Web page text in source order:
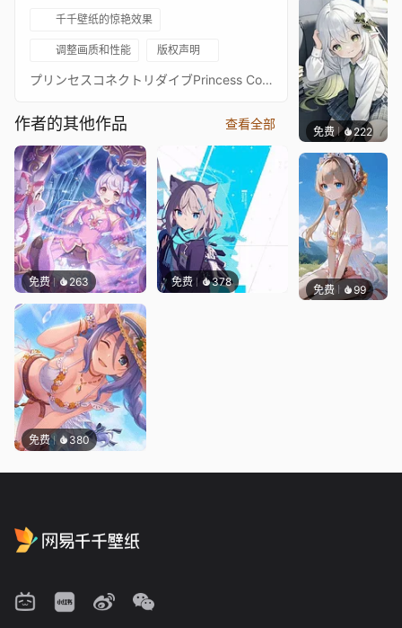
千千壁纸的惊艳效果
调整画质和性能 版权声明
プリンセスコネクトリダイブPrincess Connect! Re: Dive超异域公主连结！Re: Dive3星 天使依里x茜里 3★ 主页动画壁纸ヨリxアカリ（エンジェル）通过 Waifu2x 降噪放大 + FFmpeg 60FPS 补帧处理21:9 3440*1440 带鱼屏适配ヨリ（エンジェル）：https://steamcommunity.com/sharedfiles/filedetails/?id=2235683729アカリ（エンジェル）：https://steamcommunity.com/sharedfiles/filedetails/?id=2218907304PCR 16:9 合集：https://steamcommunity.com/sharedfiles/filedetails/?id=2134024999PCR 21:9 合集：https://steamcommunity.com/sharedfiles/filedetails/?id=2137377323
作者的其他作品 查看全部
免费 263 免费 378
免费 380
免费 222渔小小
免费 99渔小小